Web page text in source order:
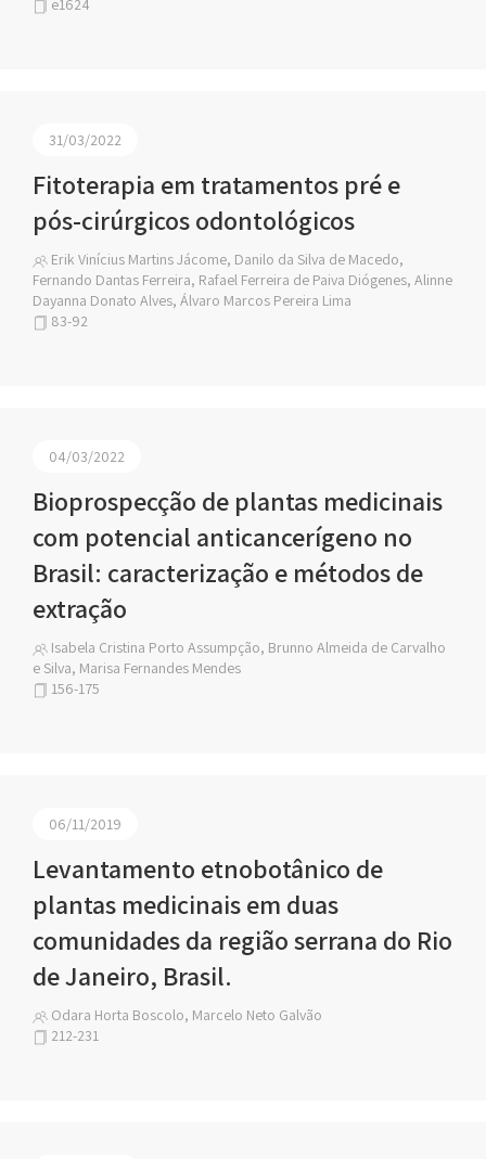
e1624
31/03/2022
Fitoterapia em tratamentos pré e
pós-cirúrgicos odontológicos
Erik Vinícius Martins Jácome, Danilo da Silva de Macedo,
Fernando Dantas Ferreira, Rafael Ferreira de Paiva Diógenes, Alinne
Dayanna Donato Alves, Álvaro Marcos Pereira Lima
83-92
04/03/2022
Bioprospecção de plantas medicinais
com potencial anticancerígeno no
Brasil: caracterização e métodos de
extração
Isabela Cristina Porto Assumpção, Brunno Almeida de Carvalho
e Silva, Marisa Fernandes Mendes
156-175
06/11/2019
Levantamento etnobotânico de
plantas medicinais em duas
comunidades da região serrana do Rio
de Janeiro, Brasil.
Odara Horta Boscolo, Marcelo Neto Galvão
212-231